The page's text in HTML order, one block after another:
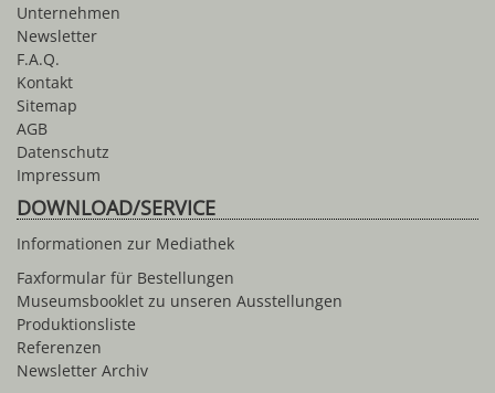
Unternehmen
Newsletter
F.A.Q.
Kontakt
Sitemap
AGB
Datenschutz
Impressum
DOWNLOAD/SERVICE
Informationen zur Mediathek
Faxformular für Bestellungen
Museumsbooklet zu unseren Ausstellungen
Produktionsliste
Referenzen
Newsletter Archiv